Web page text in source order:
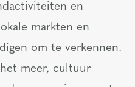
en
markten en
om te verkennen.
meer, cultuur